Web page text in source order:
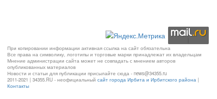
При копировании информации активная ссылка на сайт обязательна
Все права на символику, логотипы и торговые марки принадлежат их владельцам
Мнение администрации сайта может не совпадать с мнением авторов
опубликованных материалов
Новости и статьи для публикации присылайте сюда - news@34355.ru
2011-2021 | 34355.RU - неофициальный сайт города Ирбита и Ирбитского района |
Контакты